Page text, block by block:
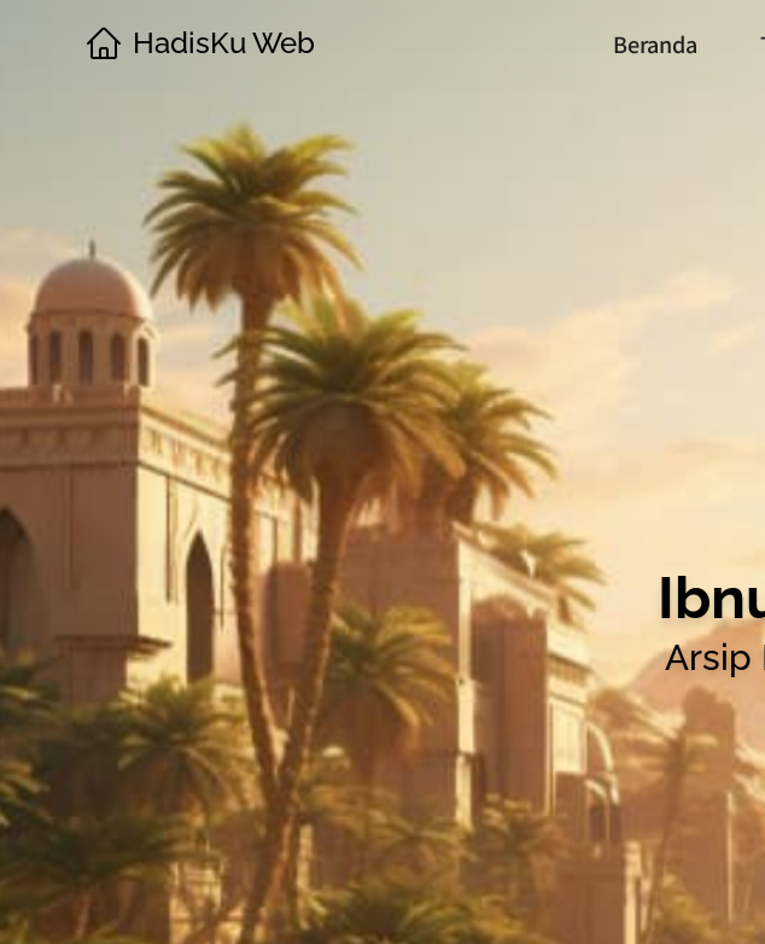
HadisKu Web Beranda
Tentang
·
Download
Arsip